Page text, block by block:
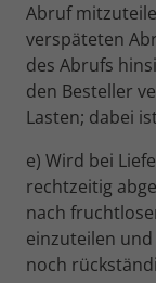
Abruf
verspäteten
des Abrufs
den Besteller
Lasten; dabei
e) Wird bei
rechtzeitig
nach
einzuteilen
noch